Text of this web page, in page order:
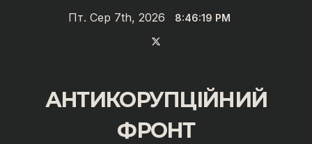
Пт. Сер 7th, 2026 8:46:20 PM
АНТИКОРУПЦІЙНИЙ
ФРОНТ